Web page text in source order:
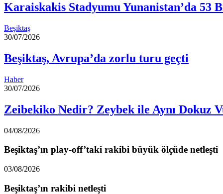
Karaiskakis Stadyumu Yunanistan’da 53
Beşiktaş
30/07/2026
Beşiktaş, Avrupa’da zorlu turu geçti
Haber
30/07/2026
Zeibekiko Nedir? Zeybek ile Aynı Dokuz
04/08/2026
Beşiktaş’ın play-off’taki rakibi büyük ölçüde netleşti
03/08/2026
Beşiktaş’ın rakibi netleşti